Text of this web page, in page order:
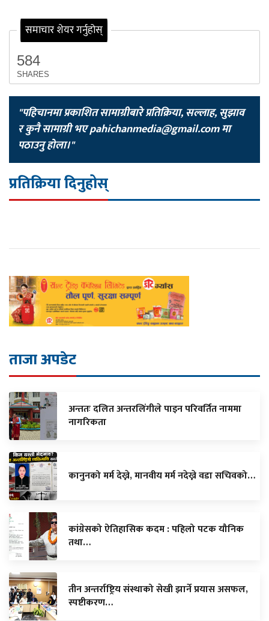
समाचार शेयर गर्नुहोस्
584
SHARES
"पहिचानमा प्रकाशित सामाग्रीबारे प्रतिक्रिया, सल्लाह, सुझाव
र कुनै सामाग्री भएpahichanmedia@gmail.comमा
पठाउनु होला।"
प्रतिक्रिया दिनुहोस्
ताजा अपडेट
अन्ततः दलित अन्तरलिंगीले पाइन परिवर्तित नाममा
नागरिकता
कानुनको मर्म देख्ने, मानवीय मर्म नदेख्ने वडा सचिवको…
कांग्रेसको ऐतिहासिक कदम : पहिलो पटक यौनिक
तथा…
तीन अन्तर्राष्ट्रिय संस्थाको सेखी झार्ने प्रयास असफल,
स्पष्टीकरण…